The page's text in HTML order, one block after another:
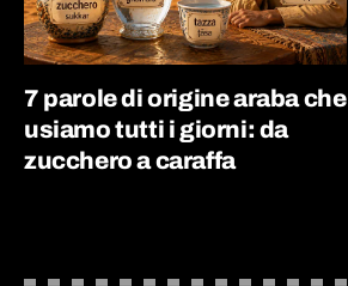
7 parole di origine araba che
usiamo tutti i giorni: da
zucchero a caraffa